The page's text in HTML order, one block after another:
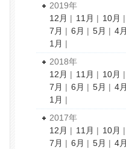
2019年
12月 | 11月 | 10月 |
7月 | 6月 | 5月 | 4月
1月 |
2018年
12月 | 11月 | 10月 |
7月 | 6月 | 5月 | 4月
1月 |
2017年
12月 | 11月 | 10月 |
7月 | 6月 | 5月 | 4月